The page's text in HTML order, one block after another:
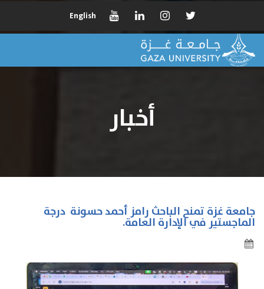
English
أخبار
جامعة غزة تمنح الباحث رامز أحمد حسونة درجة
الماجستير في الإدارة العامة.